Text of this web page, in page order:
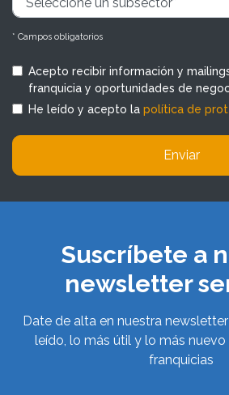
* Campos obligatorios
Acepto recibir información y
franquicia y oportunidades de
He leído y acepto la política de
Enviar
Suscríbete a
newsletter
Date de alta en nuestra
leído, lo más útil y lo más
franquicias